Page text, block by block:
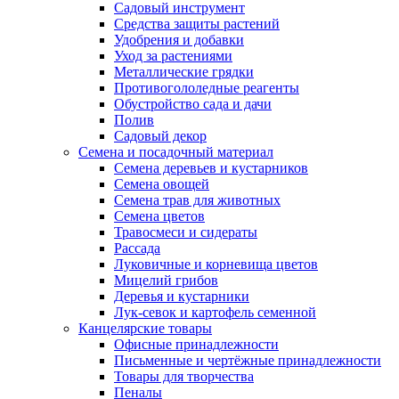
Садовый инструмент
Средства защиты растений
Удобрения и добавки
Уход за растениями
Металлические грядки
Противогололедные реагенты
Обустройство сада и дачи
Полив
Садовый декор
Семена и посадочный материал
Семена деревьев и кустарников
Семена овощей
Семена трав для животных
Семена цветов
Травосмеси и сидераты
Рассада
Луковичные и корневища цветов
Мицелий грибов
Деревья и кустарники
Лук-севок и картофель семенной
Канцелярские товары
Офисные принадлежности
Письменные и чертёжные принадлежности
Товары для творчества
Пеналы